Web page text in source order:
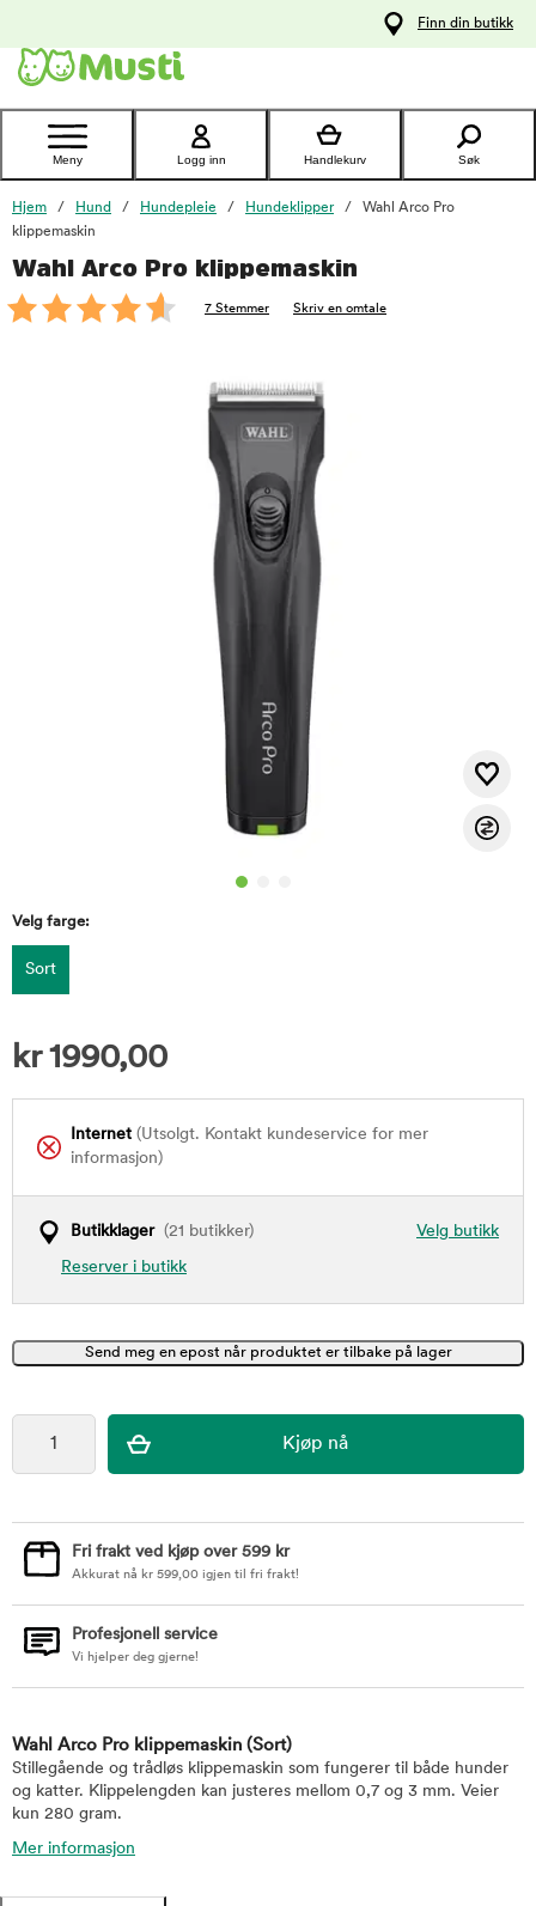
Kontakt
kundeservice
Finn din butikk
Meny Logg inn Handlekurv Søk
Hjem Hund Hundepleie Hundeklipper
Wahl Arco Pro
klippemaskin
Wahl Arco Pro klippemaskin
7 Stemmer Skriv en omtale
Velg farge:
Sort
kr1990,00
Internet (Utsolgt. Kontakt kundeservice for mer
informasjon)
Velg butikk
Butikklager(21 butikker)
Reserver i butikk
foo
Fri frakt ved kjøp over 599 kr
Akkurat nå kr 599,00 igjen til fri frakt!
Profesjonell service
Vi hjelper deg gjerne!
Wahl Arco Pro klippemaskin (Sort)
Stillegående og trådløs klippemaskin som fungerer til både hunder
og katter. Klippelengden kan justeres mellom 0,7 og 3 mm. Veier
kun 280 gram.
Mer informasjon